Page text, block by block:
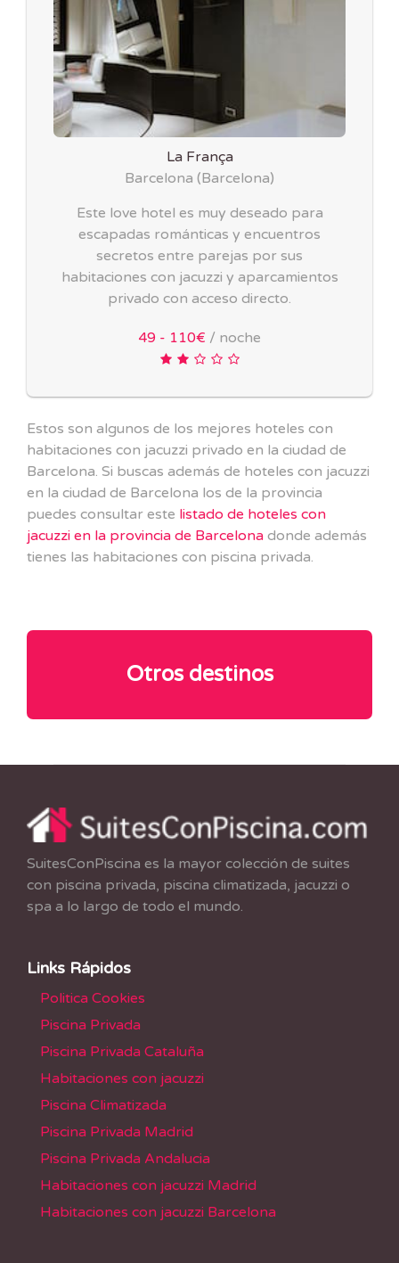
La França
Barcelona (Barcelona)
Este love hotel es muy deseado para
escapadas románticas y encuentros
secretos entre parejas por sus
habitaciones con jacuzzi y aparcamientos
privado con acceso directo.
49 - 110€ / noche
Estos son algunos de los mejores hoteles con
habitaciones con jacuzzi privado en la ciudad de
Barcelona. Si buscas además de hoteles con jacuzzi
en la ciudad de Barcelona los de la provincia
puedes consultar este listado de hoteles con
jacuzzi en la provincia de Barcelona donde además
tienes las habitaciones con piscina privada.
Otros destinos
SuitesConPiscina es la mayor colección de suites
con piscina privada, piscina climatizada, jacuzzi o
spa a lo largo de todo el mundo.
Links Rápidos
Politica Cookies
Piscina Privada
Piscina Privada Cataluña
Habitaciones con jacuzzi
Piscina Climatizada
Piscina Privada Madrid
Piscina Privada Andalucia
Habitaciones con jacuzzi Madrid
Habitaciones con jacuzzi Barcelona